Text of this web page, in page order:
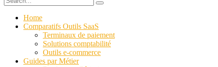
Home
Comparatifs Outils SaaS
Terminaux de paiement
Solutions comptabilité
Outils e-commerce
Guides par Métier